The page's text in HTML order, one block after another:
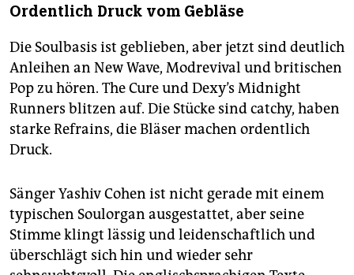
Ordentlich Druck vom Gebläse
Die Soulbasis ist geblieben, aber jetzt sind deutlich
Anleihen an New Wave, Modrevival und britischen
Pop zu hören. The Cure und Dexy’s Midnight
Runners blitzen auf. Die Stücke sind catchy, haben
starke Refrains, die Bläser machen ordentlich
Druck.
Sänger Yashiv Cohen ist nicht gerade mit einem
typischen Soulorgan ausgestattet, aber seine
Stimme klingt lässig und leidenschaftlich und
überschlägt sich hin und wieder sehr